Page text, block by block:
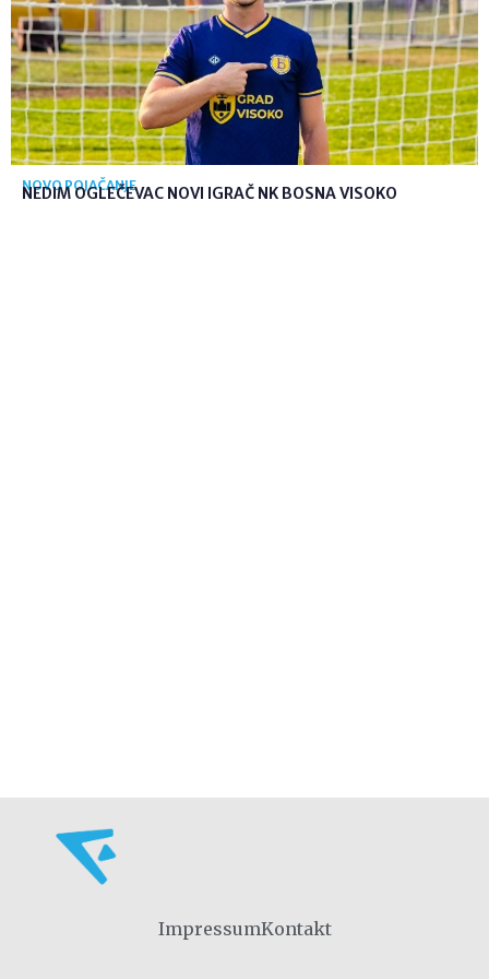
NOVO POJAČANJE
NEDIM OGLEČEVAC NOVI IGRAČ NK BOSNA VISOKO
ImpressumKontakt